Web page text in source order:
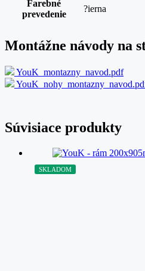
Farebné
prevedenie
?ierna
Montážne návody na
YouK_montazny_navod.pdf
Súvisiace produkty
SKLADOM